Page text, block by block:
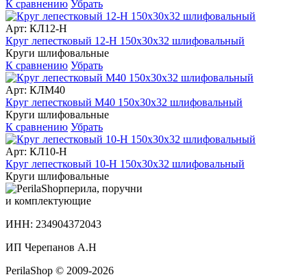
К сравнению Убрать
Арт: КЛ12-Н
Круг лепестковый 12-H 150х30х32 шлифовальный
Круги шлифовальные
К сравнению Убрать
Арт: КЛМ40
Круг лепестковый М40 150х30х32 шлифовальный
Круги шлифовальные
К сравнению Убрать
Арт: КЛ10-Н
Круг лепестковый 10-H 150х30х32 шлифовальный
Круги шлифовальные
перила, поручни
и комплектующие
ИНН: 234904372043
ИП Черепанов А.Н
PerilaShop © 2009-2026